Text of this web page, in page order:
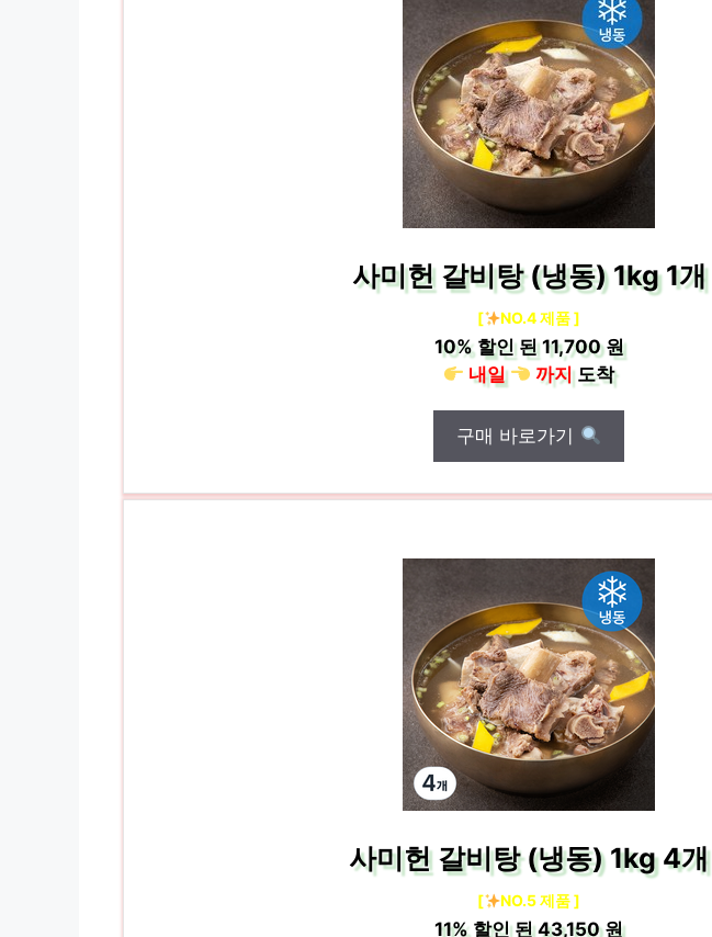
사미헌 갈비탕 (냉동) 1kg 1개
[ NO.4 제품 ]
10%할인 된11,700 원
내일
까지도착
구매 바로가기
사미헌 갈비탕 (냉동) 1kg 4개
[ NO.5 제품 ]
11%할인 된43,150 원